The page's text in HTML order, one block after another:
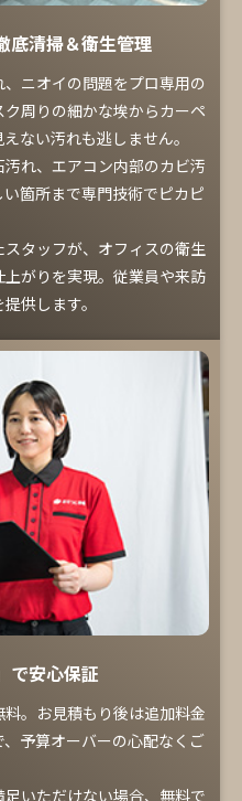
底清掃＆衛生管理
ニオイの問題をプロ専用の
周りの細かな埃からカーペ
ない汚れも逃しません。
れ、エアコン内部のカビ汚
箇所まで専門技術でピカピ
タッフが、オフィスの衛生
がりを実現。従業員や来訪
供します。
で安心保証
。お見積もり後は追加料金
予算オーバーの心配なくご
いただけない場合、無料で